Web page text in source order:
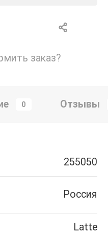
заказ?
0 Отзывы
255050
Россия
Latte